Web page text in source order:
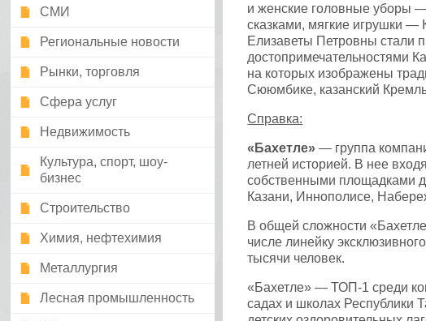
СМИ
Региональные новости
Рынки, торговля
Сфера услуг
Недвижимость
Культура, спорт, шоу-
бизнес
Строительство
Химия, нефтехимия
Металлургия
Лесная промышленность
и женские головные уборы
сказками, мягкие игрушки —
Елизаветы Петровны стали
достопримечательностями
на которых изображены
Сююмбике, казанский
Справка:
«Бахетле» — группа
летней историей. В нее
собственными площадками
Казани, Иннополисе,
В общей сложности
числе линейку
тысячи человек.
«Бахетле» — ТОП-1 среди
садах и школах Республики